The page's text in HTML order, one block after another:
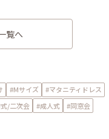
覧へ
#Mサイズ
#マタニティドレス
/二次会 #成人式
#同窓会